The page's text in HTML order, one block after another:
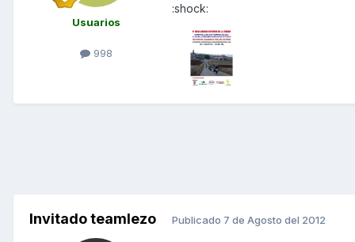
Usuarios
998
:shock:
Invitado teamlezo Publicado 7 de Agosto del 2012